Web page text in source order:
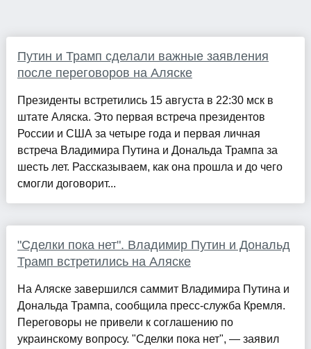
Путин и Трамп сделали важные заявления
после переговоров на Аляске
Президенты встретились 15 августа в 22:30 мск в
штате Аляска. Это первая встреча президентов
России и США за четыре года и первая личная
встреча Владимира Путина и Дональда Трампа за
шесть лет. Рассказываем, как она прошла и до чего
смогли договорит...
"Сделки пока нет". Владимир Путин и Дональд
Трамп встретились на Аляске
На Аляске завершился саммит Владимира Путина и
Дональда Трампа, сообщила пресс-служба Кремля.
Переговоры не привели к соглашению по
украинскому вопросу. "Сделки пока нет", — заявил